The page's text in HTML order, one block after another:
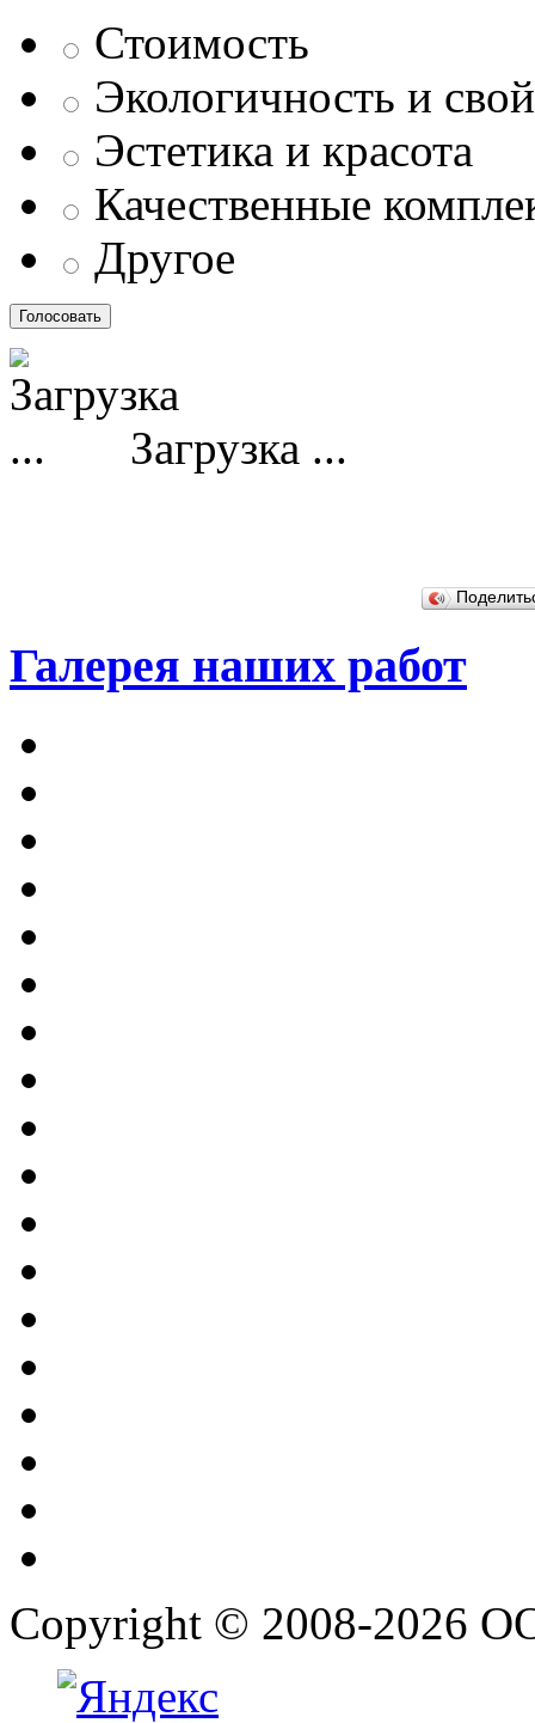
Стоимость
Экологичность и
Эстетика и красота
Качественные
Другое
Загрузка ...
Галерея наших работ
Copyright © 2008-2026